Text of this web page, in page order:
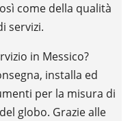
come della qualità
servizi.
in Messico?
installa ed
per la misura di
globo. Grazie alle